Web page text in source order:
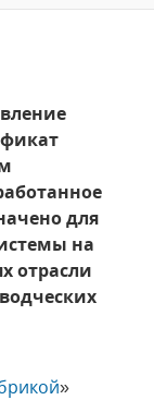
для
на
отрасли
»